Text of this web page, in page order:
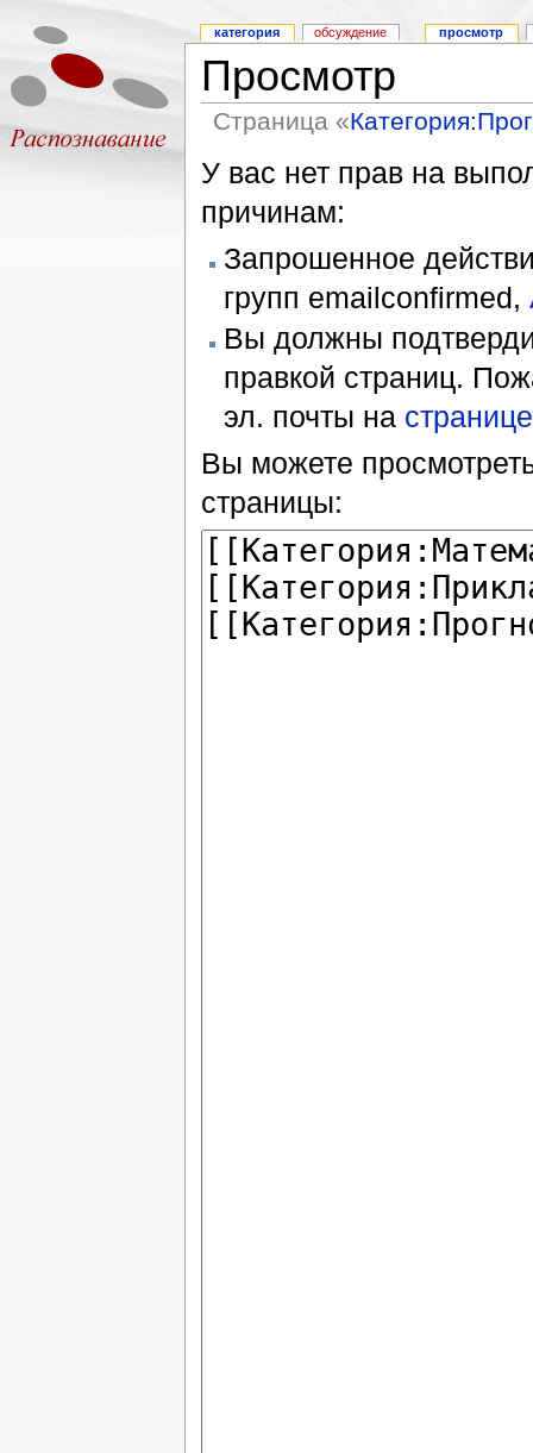
Просмотр
Страница «
У вас нет прав на
причинам:
Запрошенное
групп emailconfirmed,
Вы должны
правкой страниц.
эл. почты на
Вы можете
страницы:
категория обсуждение просмотр